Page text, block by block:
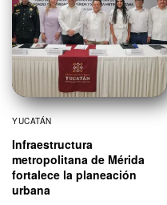
YUCATÁN
Infraestructura
metropolitana de Mérida
fortalece la planeación
urbana